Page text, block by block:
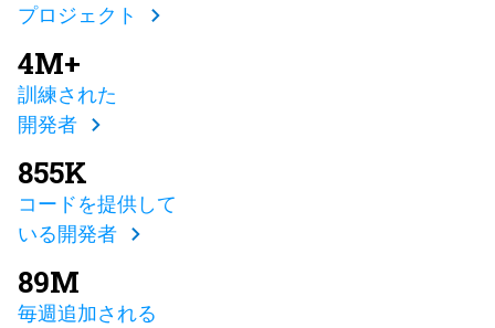
プロジェクト
4M+
訓練された
開発者
855K
コードを提供して
いる開発者
89M
毎週追加される